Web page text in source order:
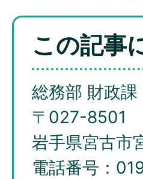
この記事
総務部 財政課
〒027-8501
岩手県宮古市
電話番号：